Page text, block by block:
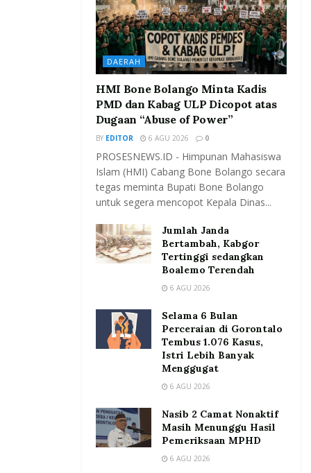
DAERAH
HMI Bone Bolango Minta Kadis
PMD dan Kabag ULP Dicopot atas
Dugaan “Abuse of Power”
BY EDITOR 6 AGU 2026 0
PROSESNEWS.ID - Himpunan Mahasiswa
Islam (HMI) Cabang Bone Bolango secara
tegas meminta Bupati Bone Bolango
untuk segera mencopot Kepala Dinas...
Jumlah Janda
Bertambah, Kabgor
Tertinggi sedangkan
Boalemo Terendah
6 AGU 2026
Selama 6 Bulan
Perceraian di Gorontalo
Tembus 1.076 Kasus,
Istri Lebih Banyak
Menggugat
6 AGU 2026
Nasib 2 Camat Nonaktif
Masih Menunggu Hasil
Pemeriksaan MPHD
6 AGU 2026